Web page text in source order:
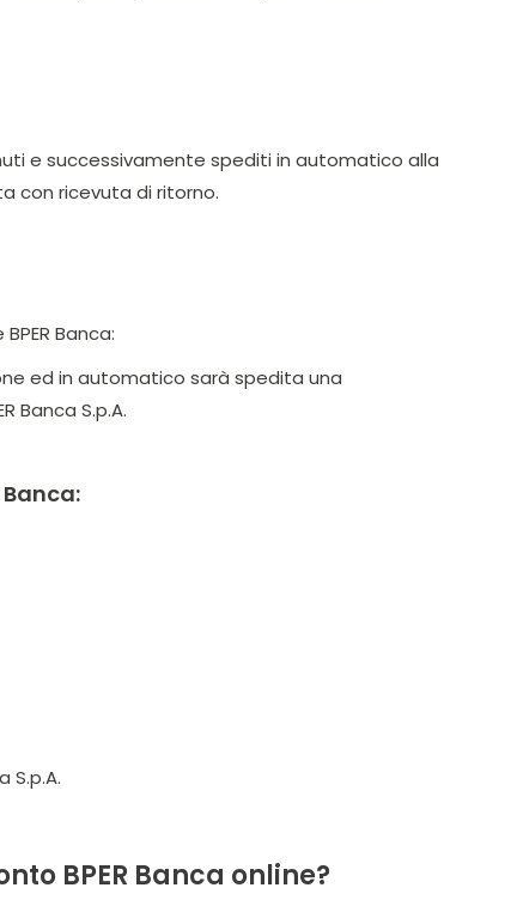
e successivamente spediti in automatico alla
con ricevuta di ritorno.
Banca:
ed in automatico sarà spedita una
Banca S.p.A.
S.p.A.
BPER Banca online?